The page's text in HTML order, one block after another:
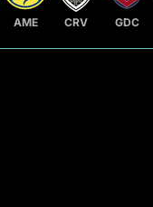
AME CRV GDC